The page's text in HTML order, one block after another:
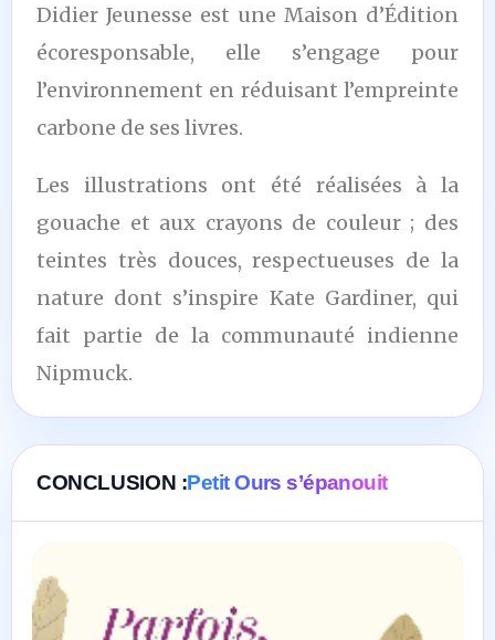
Didier Jeunesse est une Maison d’Édition
écoresponsable, elle s’engage pour
l’environnement en réduisant l’empreinte
carbone de ses livres.
Les illustrations ont été réalisées à la
gouache et aux crayons de couleur ; des
teintes très douces, respectueuses de la
nature dont s’inspire Kate Gardiner, qui
fait partie de la communauté indienne
Nipmuck.
CONCLUSION :Petit Ours s’épanouit